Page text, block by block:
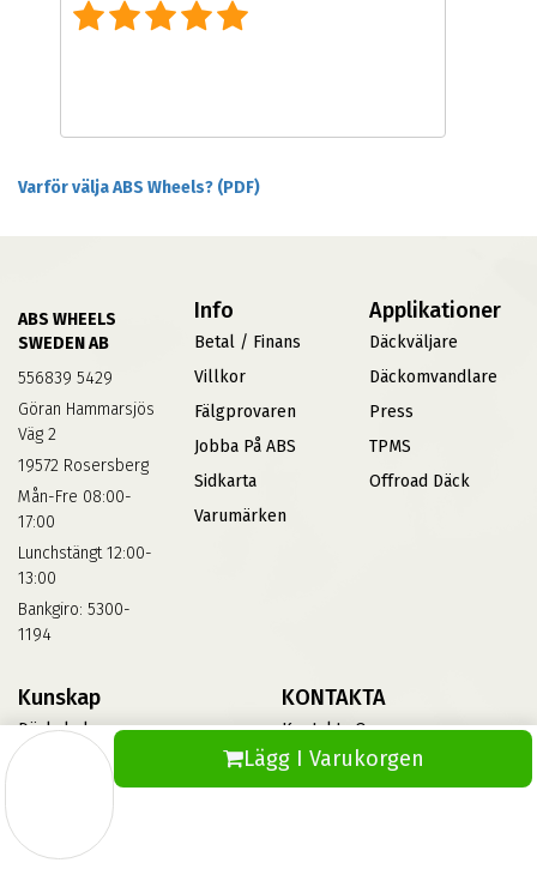
Lägg I Varukorgen
Varför välja ABS Wheels? (PDF)
ABS WHEELS
SWEDEN AB
556839 5429
Göran Hammarsjös
Väg 2
19572 Rosersberg
Mån-Fre 08:00-
17:00
Lunchstängt 12:00-
13:00
Bankgiro: 5300-
1194
Info
Betal / Finans
Villkor
Fälgprovaren
Jobba På ABS
Sidkarta
Varumärken
Applikationer
Däckväljare
Däckomvandlare
Press
TPMS
Offroad Däck
Kunskap
Däckskola
Informationsbank Av Däck
Och Fälgar
KONTAKTA
Kontakta Oss
Vinterdäck